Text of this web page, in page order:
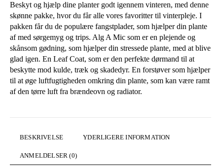
Beskyt og hjælp dine planter godt igennem vinteren, med denne
skønne pakke, hvor du får alle vores favoritter til vinterpleje. I
pakken får du de populære fangstplader, som hjælper din plante
af med sørgemyg og trips. Alg A Mic som er en plejende og
skånsom gødning, som hjælper din stressede plante, med at blive
glad igen. En Leaf Coat, som er den perfekte dørmand til at
beskytte mod kulde, træk og skadedyr. En forstøver som hjælper
til at øge luftfugtigheden omkring din plante, som kan være ramt
af den tørre luft fra brændeovn og radiator.
BESKRIVELSE YDERLIGERE INFORMATION
ANMELDELSER (0)